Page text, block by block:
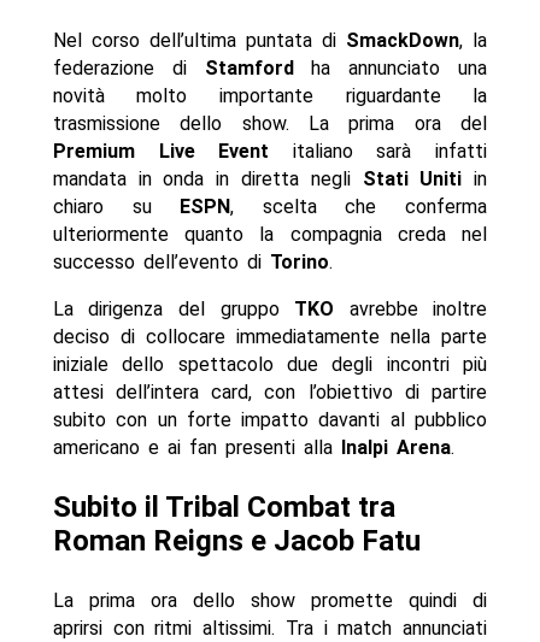
Nel corso dell’ultima puntata di SmackDown, la
federazione di Stamford ha annunciato una
novità molto importante riguardante la
trasmissione dello show. La prima ora del
Premium Live Event italiano sarà infatti
mandata in onda in diretta negli Stati Uniti in
chiaro su
ESPN, scelta che conferma
ulteriormente quanto la compagnia creda nel
successo dell’evento di Torino.
La dirigenza del gruppo TKO avrebbe inoltre
deciso di collocare immediatamente nella parte
iniziale dello spettacolo due degli incontri più
attesi dell’intera card, con l’obiettivo di partire
subito con un forte impatto davanti al pubblico
americano e ai fan presenti alla
Inalpi Arena.
Subito il Tribal Combat tra
Roman Reigns e Jacob Fatu
La prima ora dello show promette quindi di
aprirsi con ritmi altissimi. Tra i match annunciati